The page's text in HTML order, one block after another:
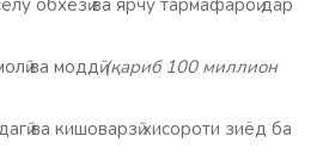
обхезӣ ва ярчу тармафароӣ дар
ва моддӣ(қариб 100 миллион
ва кишоварзӣ хисороти зиёд ба